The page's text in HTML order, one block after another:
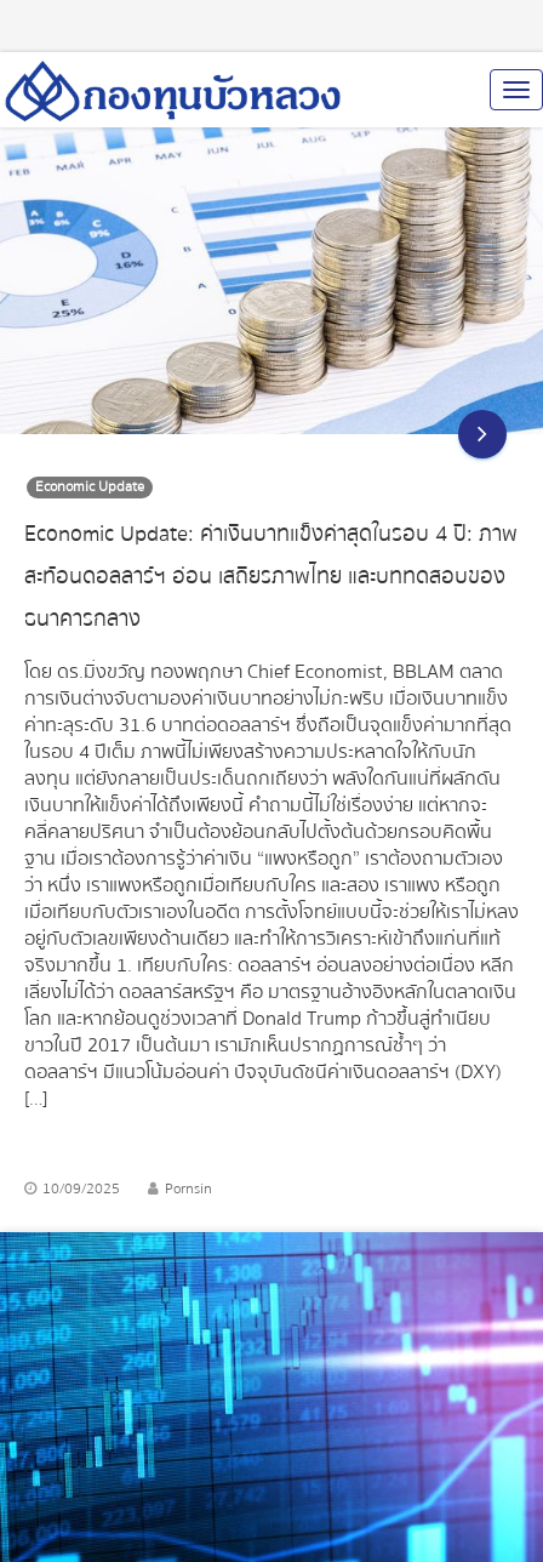
Economic Update
Economic Update: ค่าเงินบาทแข็งค่าสุดในรอบ 4 ปี: ภาพ
สะท้อนดอลลาร์ฯ อ่อน เสถียรภาพไทย และบททดสอบของ
ธนาคารกลาง
โดย ดร.มิ่งขวัญ ทองพฤกษา Chief Economist, BBLAM ตลาด
การเงินต่างจับตามองค่าเงินบาทอย่างไม่กะพริบ เมื่อเงินบาทแข็ง
ค่าทะลุระดับ 31.6 บาทต่อดอลลาร์ฯ ซึ่งถือเป็นจุดแข็งค่ามากที่สุด
ในรอบ 4 ปีเต็ม ภาพนี้ไม่เพียงสร้างความประหลาดใจให้กับนัก
ลงทุน แต่ยังกลายเป็นประเด็นถกเถียงว่า พลังใดกันแน่ที่ผลักดัน
เงินบาทให้แข็งค่าได้ถึงเพียงนี้ คำถามนี้ไม่ใช่เรื่องง่าย แต่หากจะ
คลี่คลายปริศนา จำเป็นต้องย้อนกลับไปตั้งต้นด้วยกรอบคิดพื้น
ฐาน เมื่อเราต้องการรู้ว่าค่าเงิน “แพงหรือถูก” เราต้องถามตัวเอง
ว่า หนึ่ง เราแพงหรือถูกเมื่อเทียบกับใคร และสอง เราแพง หรือถูก
เมื่อเทียบกับตัวเราเองในอดีต การตั้งโจทย์แบบนี้จะช่วยให้เราไม่หลง
อยู่กับตัวเลขเพียงด้านเดียว และทำให้การวิเคราะห์เข้าถึงแก่นที่แท้
จริงมากขึ้น 1. เทียบกับใคร: ดอลลาร์ฯ อ่อนลงอย่างต่อเนื่อง หลีก
เลี่ยงไม่ได้ว่า ดอลลาร์สหรัฐฯ คือ มาตรฐานอ้างอิงหลักในตลาดเงิน
โลก และหากย้อนดูช่วงเวลาที่ Donald Trump ก้าวขึ้นสู่ทำเนียบ
ขาวในปี 2017 เป็นต้นมา เรามักเห็นปรากฏการณ์ซ้ำๆ ว่า
ดอลลาร์ฯ มีแนวโน้มอ่อนค่า ปัจจุบันดัชนีค่าเงินดอลลาร์ฯ (DXY)
[…]
10/09/2025 Pornsin